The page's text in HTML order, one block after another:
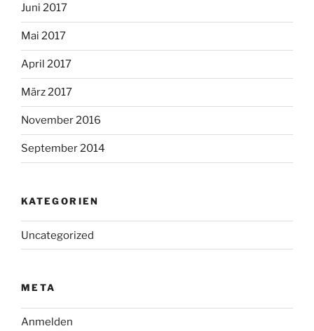
Juni 2017
Mai 2017
April 2017
März 2017
November 2016
September 2014
KATEGORIEN
Uncategorized
META
Anmelden